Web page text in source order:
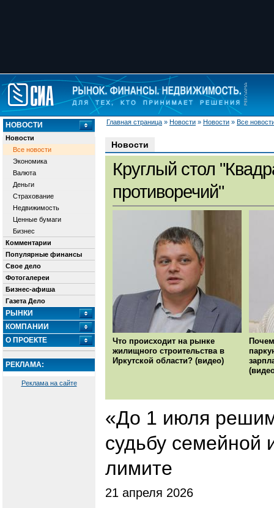
Главная страница » Новости » Новости » Все
НОВОСТИ
Новости
Все новости
Экономика
Валюта
Деньги
Страхование
Недвижимость
Ценные бумаги
Бизнес
Комментарии
Популярные финансы
Свое дело
Фотогалереи
Бизнес-афиша
Газета Дело
РЫНКИ
КОМПАНИИ
О ПРОЕКТЕ
РЕКЛАМА:
Реклама на сайте
Новости
Круглый стол
противоречий"
Что происходит на рынке
жилищного строительства в
Иркутской области? (видео)
«До 1 июля
судьбу семейной
лимите
21 апреля 2026